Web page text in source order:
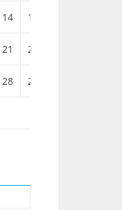
14 15
21 22
28 29